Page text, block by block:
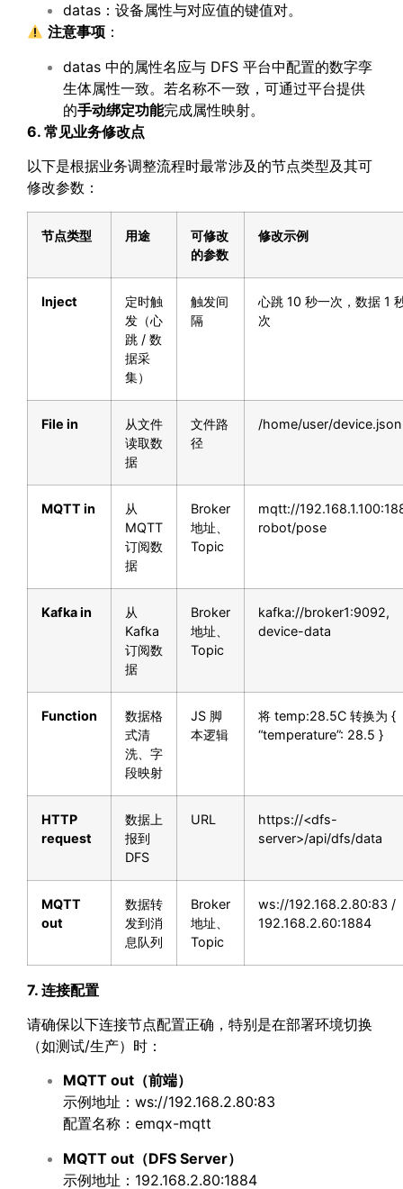
datas：设备属性与对应值的键值对。
注意事项 ：
datas 中的属性名应与 DFS 平台中配置的数字孪
生体属性一致。若名称不一致，可通过平台提供
的手动绑定功能完成属性映射。
6. 常见业务修改点
以下是根据业务调整流程时最常涉及的节点类型及其可
修改参数：
节点类型 用途
可修改
的参数
修改示例
Inject
定时触
发（心
跳 / 数
据采
集）
触发间
隔
心跳 10 秒一次，数据 1
次
File in
从文件
读取数
据
文件路
径
/home/user/device.json
MQTT in
从
MQTT
订阅数
据
Broker
地址、
Topic
mqtt://
robot/pose
Kafka in
从
Kafka
订阅数
据
Broker
地址、
Topic
kafka://broker1:9092,
device-data
Function
数据格
式清
洗、字
段映射
JS 脚
本逻辑
将 temp:28.5C 转换为 {
“temperature”: 28.5 }
HTTP
request
数据上
报到
DFS
URL
https://<dfs-
server>/api/dfs/data
MQTT
out
数据转
发到消
息队列
Broker
地址、
Topic
ws://192.168.2.80:83 /
192.168.2.60:1884
7. 连接配置
请确保以下连接节点配置正确，特别是在部署环境切换
（如测试/生产）时：
MQTT out （前端）
示例地址：ws://192.168.2.80:83
配置名称：emqx-mqtt
MQTT out （DFS Server）
示例地址：192.168.2.80:1884